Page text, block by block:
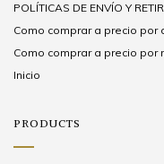
POLÍTICAS DE ENVÍO Y
Como comprar a precio por
Como comprar a precio por
Inicio
PRODUCTS